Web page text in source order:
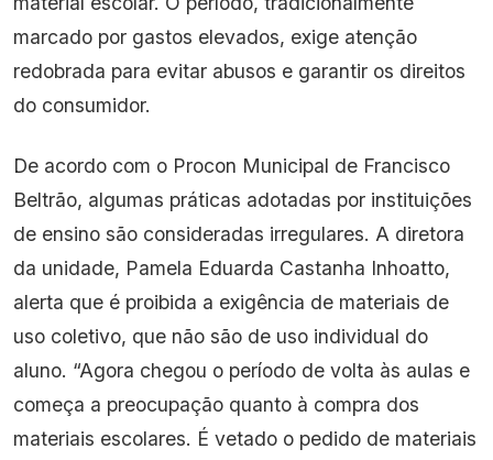
marcado por gastos elevados, exige atenção
redobrada para evitar abusos e garantir os direitos
do consumidor.
De acordo com o Procon Municipal de Francisco
Beltrão, algumas práticas adotadas por instituições
de ensino são consideradas irregulares. A diretora
da unidade, Pamela Eduarda Castanha Inhoatto,
alerta que é proibida a exigência de materiais de
uso coletivo, que não são de uso individual do
aluno. “Agora chegou o período de volta às aulas e
começa a preocupação quanto à compra dos
materiais escolares. É vetado o pedido de materiais